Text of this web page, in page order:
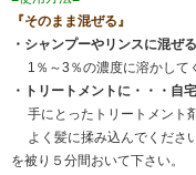
『そのまま混ぜる』
・シャンプーやリンスに混ぜる
1％～3％の濃度に溶かして
・トリートメントに・・・自
手にとったトリートメント
よく髪に揉み込んでくださ
を被り５分間おいて下さい。